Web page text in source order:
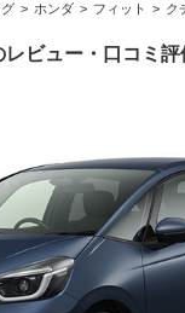
ホンダ フィット ク
レビュー・口コミ